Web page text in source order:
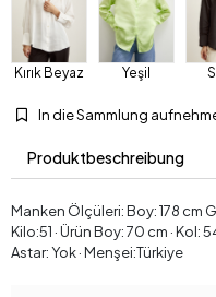
Kırık Beyaz Yeşil
In die Sammlung
Produktbeschreibung
Manken Ölçüleri: Boy: 178 cm
Kilo:51 · Ürün Boy: 70 cm · Kol:
Astar: Yok · Menşei:Türkiye